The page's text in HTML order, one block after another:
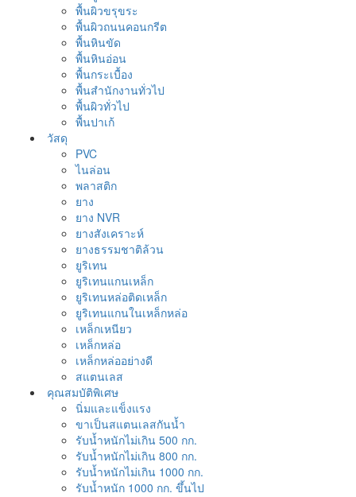
พื้นผิวขรุขระ
พื้นผิวถนนคอนกรีต
พื้นหินขัด
พื้นหินอ่อน
พื้นกระเบื้อง
พื้นสำนักงานทั่วไป
พื้นผิวทั่วไป
พื้นปาเก้
วัสดุ
PVC
ไนล่อน
พลาสติก
ยาง
ยาง NVR
ยางสังเคราะห์
ยางธรรมชาติล้วน
ยูริเทน
ยูริเทนแกนเหล็ก
ยูริเทนหล่อติดเหล็ก
ยูริเทนแกนในเหล็กหล่อ
เหล็กเหนียว
เหล็กหล่อ
เหล็กหล่ออย่างดี
สแตนเลส
คุณสมบัติพิเศษ
นิ่มและแข็งแรง
ขาเป็นสแตนเลสกันน้ำ
รับน้ำหนักไม่เกิน 500 กก.
รับน้ำหนักไม่เกิน 800 กก.
รับน้ำหนักไม่เกิน 1000 กก.
รับน้ำหนัก 1000 กก. ขึ้นไป